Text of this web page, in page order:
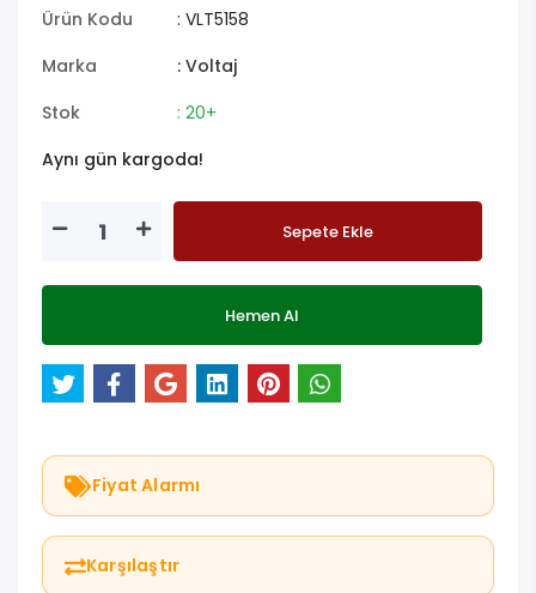
Ürün Kodu
: VLT5158
Marka
: Voltaj
Stok
: 20+
Aynı gün kargoda!
Sepete Ekle
Hemen Al
Fiyat Alarmı
Karşılaştır